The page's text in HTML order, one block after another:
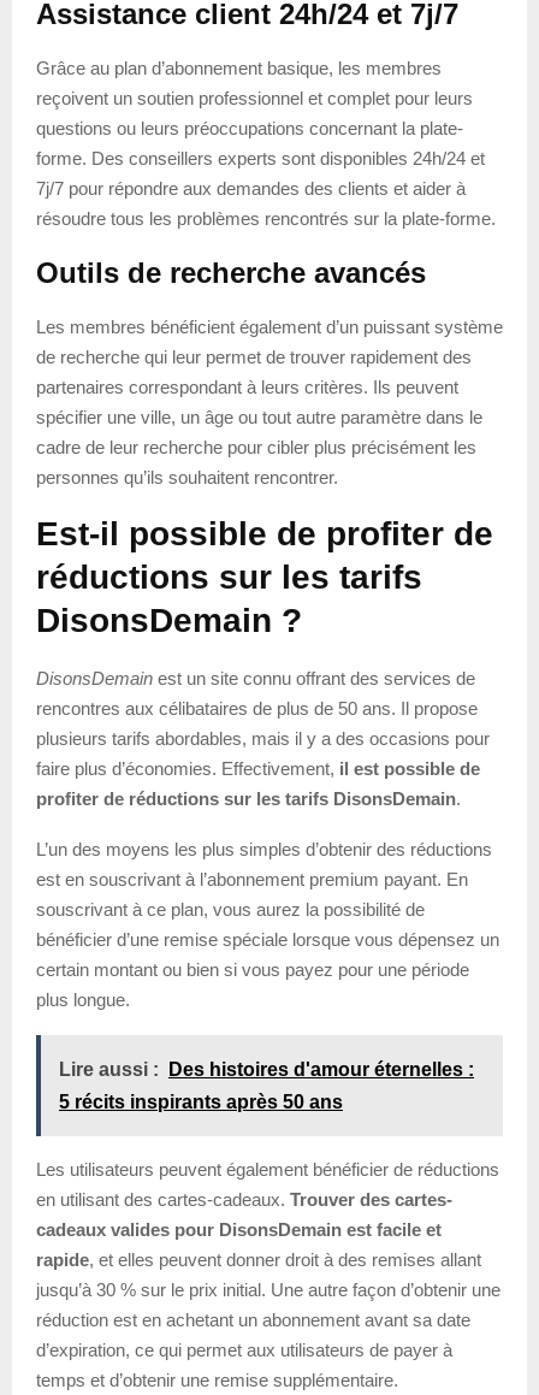
Assistance client 24h/24 et 7j/7
Grâce au plan d’abonnement basique, les membres
reçoivent un soutien professionnel et complet pour leurs
questions ou leurs préoccupations concernant la plate-
forme. Des conseillers experts sont disponibles 24h/24 et
7j/7 pour répondre aux demandes des clients et aider à
résoudre tous les problèmes rencontrés sur la plate-forme.
Outils de recherche avancés
Les membres bénéficient également d’un puissant système
de recherche qui leur permet de trouver rapidement des
partenaires correspondant à leurs critères. Ils peuvent
spécifier une ville, un âge ou tout autre paramètre dans le
cadre de leur recherche pour cibler plus précisément les
personnes qu’ils souhaitent rencontrer.
Est-il possible de profiter de
réductions sur les tarifs
DisonsDemain ?
DisonsDemain est un site connu offrant des services de
rencontres aux célibataires de plus de 50 ans. Il propose
plusieurs tarifs abordables, mais il y a des occasions pour
faire plus d’économies. Effectivement, il est possible de
profiter de réductions sur les tarifs DisonsDemain.
L’un des moyens les plus simples d’obtenir des réductions
est en souscrivant à l’abonnement premium payant. En
souscrivant à ce plan, vous aurez la possibilité de
bénéficier d’une remise spéciale lorsque vous dépensez un
certain montant ou bien si vous payez pour une période
plus longue.
Lire aussi :
Des histoires d'amour éternelles :
5 récits inspirants après 50 ans
Les utilisateurs peuvent également bénéficier de réductions
en utilisant des cartes-cadeaux. Trouver des cartes-
cadeaux valides pour DisonsDemain est facile et
rapide, et elles peuvent donner droit à des remises allant
jusqu’à 30 % sur le prix initial. Une autre façon d’obtenir une
réduction est en achetant un abonnement avant sa date
d’expiration, ce qui permet aux utilisateurs de payer à
temps et d’obtenir une remise supplémentaire.